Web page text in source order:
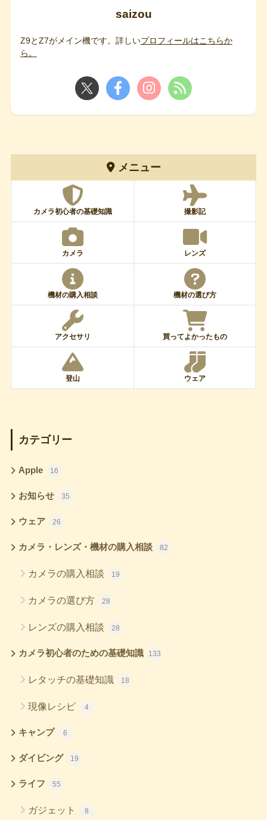
saizou
Z9とZ7がメイン機です。詳しいプロフィールはこちらか
ら。
メニュー
カメラ初心者の基礎知識 撮影記
カメラ レンズ
機材の購入相談 機材の選び方
アクセサリ 買ってよかったもの
登山 ウェア
カテゴリー
Apple 16
お知らせ 35
ウェア 26
カメラ・レンズ・機材の購入相談 82
カメラの購入相談 19
カメラの選び方 28
レンズの購入相談 28
カメラ初心者のための基礎知識 133
レタッチの基礎知識 18
現像レシピ 4
キャンプ 6
ダイビング 19
ライフ 55
ガジェット 8